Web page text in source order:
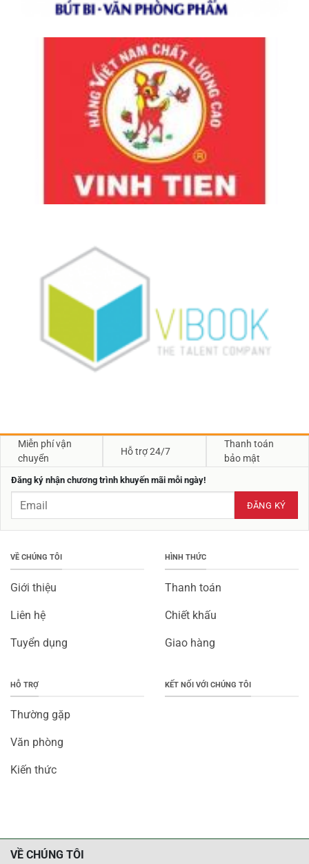
Miễn phí vận
chuyển
Hỗ trợ 24/7
Thanh toán
bảo mật
Đăng ký nhận chương trình khuyến mãi mỗi ngày!
VỀ CHÚNG TÔI
Giới thiệu
Liên hệ
Tuyển dụng
HÌNH THỨC
Thanh toán
Chiết khấu
Giao hàng
HỖ TRỢ
Thường gặp
Văn phòng
Kiến thức
KẾT NỐI VỚI CHÚNG TÔI
VỀ CHÚNG TÔI